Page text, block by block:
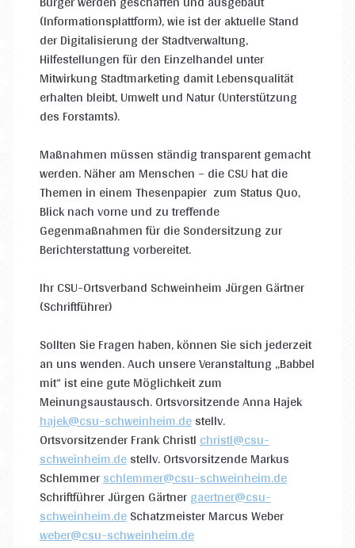
(Informationsplattform), wie ist der aktuelle Stand
der Digitalisierung der Stadtverwaltung,
Hilfestellungen für den Einzelhandel unter
Mitwirkung Stadtmarketing damit Lebensqualität
erhalten bleibt, Umwelt und Natur (Unterstützung
des Forstamts).
Maßnahmen müssen ständig transparent gemacht
werden. Näher am Menschen – die CSU hat die
Themen in einem Thesenpapier zum Status Quo,
Blick nach vorne und zu treffende
Gegenmaßnahmen für die Sondersitzung zur
Berichterstattung vorbereitet.
Ihr CSU-Ortsverband Schweinheim Jürgen Gärtner
(Schriftführer)
Sollten Sie Fragen haben, können Sie sich jederzeit
an uns wenden. Auch unsere Veranstaltung „Babbel
mit“ ist eine gute Möglichkeit zum
Meinungsaustausch. Ortsvorsitzende Anna Hajek
hajek@csu-schweinheim.destellv.
Ortsvorsitzender Frank Christlchristl@csu-
schweinheim.destellv. Ortsvorsitzende Markus
Schlemmerschlemmer@csu-schweinheim.de
Schriftführer Jürgen Gärtnergaertner@csu-
schweinheim.deSchatzmeister Marcus Weber
weber@csu-schweinheim.de